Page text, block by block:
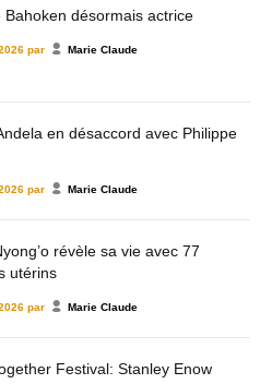
Bahoken désormais actrice
par Marie Claude
en désaccord avec Philippe
par Marie Claude
révèle sa vie avec 77
utérins
par Marie Claude
Festival: Stanley Enow